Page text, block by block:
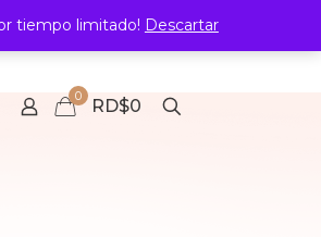
0 RD$0
tiempo limitado! Descartar